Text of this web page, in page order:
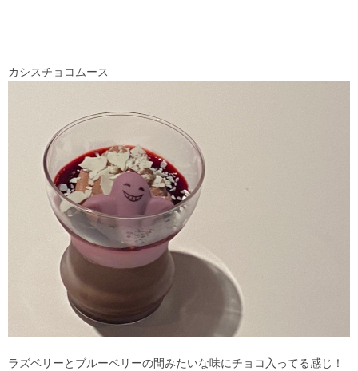
カシスチョコムース
ラズベリーとブルーベリーの間みたいな味にチョコ入ってる感じ！